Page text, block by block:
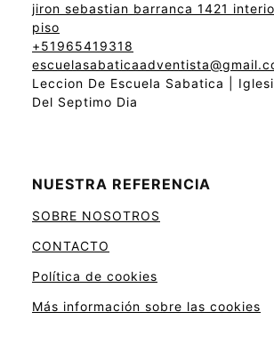
jiron sebastian barranca 1421
piso
+51965419318
Leccion De Escuela Sabatica |
Del Septimo Dia
NUESTRA REFERENCIA
SOBRE NOSOTROS
CONTACTO
Política de cookies
Más información sobre las cookies